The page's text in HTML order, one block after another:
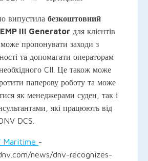
випустила безкоштовний
III Generator для клієнтів
пропонувати заходи з
та допомагати операторам
CII. Це також може
паперову роботу та може
як менеджерами суден, так і
які працюють від
DCS.
Maritime -
news/dnv-recognizes-